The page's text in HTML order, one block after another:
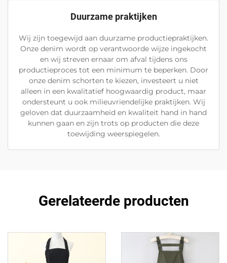
Duurzame praktijken
Wij zijn toegewijd aan duurzame productiepraktijken.
Onze denim wordt op verantwoorde wijze ingekocht
en wij streven ernaar om afval tijdens ons
productieproces tot een minimum te beperken. Door
onze denim schorten te kiezen, investeert u niet
alleen in een kwalitatief hoogwaardig product, maar
ondersteunt u ook milieuvriendelijke praktijken. Wij
geloven dat duurzaamheid en kwaliteit hand in hand
kunnen gaan en zijn trots op producten die deze
toewijding weerspiegelen.
Gerelateerde producten